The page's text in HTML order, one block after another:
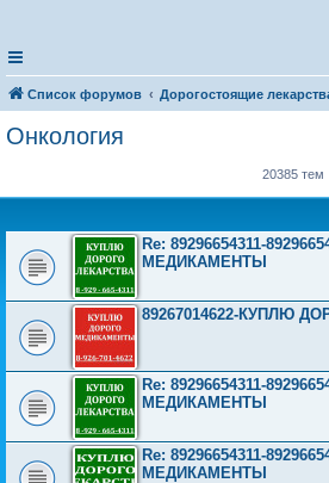
Список форумов Дорогостоящие
Онкология
20385 тем
Re: 89296654311-
МЕДИКАМЕНТЫ
89267014622-КУПЛЮ
Re: 89296654311-
МЕДИКАМЕНТЫ
Re: 89296654311-
МЕДИКАМЕНТЫ